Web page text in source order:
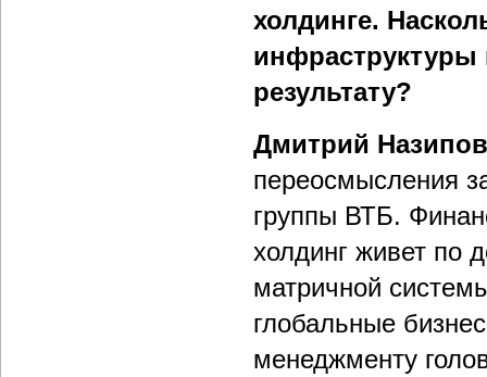
холдинге.
результату?
Дмитрий
переосмысления
группы ВТБ.
холдинг живет по
матричной
глобальные
менеджменту